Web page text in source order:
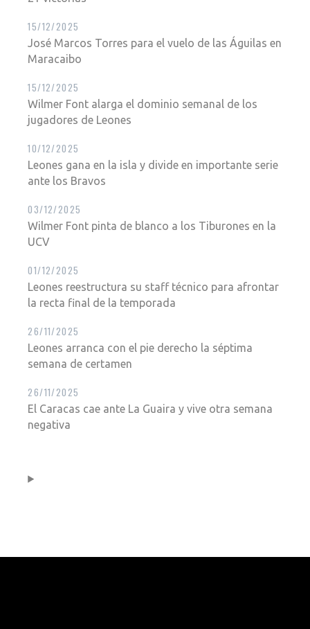
José Marcos Torres para el vuelo de las Águilas en
Maracaibo
15/12/2025
Wilmer Font alarga el dominio semanal de los
jugadores de Leones
15/12/2025
Leones gana en la isla y divide en importante serie
ante los Bravos
10/12/2025
Wilmer Font pinta de blanco a los Tiburones en la
UCV
03/12/2025
Leones reestructura su staff técnico para afrontar
la recta final de la temporada
01/12/2025
Leones arranca con el pie derecho la séptima
semana de certamen
26/11/2025
El Caracas cae ante La Guaira y vive otra semana
negativa
26/11/2025